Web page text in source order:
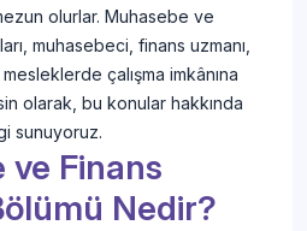
olurlar. Muhasebe ve
muhasebeci, finans uzmanı,
çalışma imkânına
olarak, bu konular hakkında
sunuyoruz.
ve Finans
Nedir?